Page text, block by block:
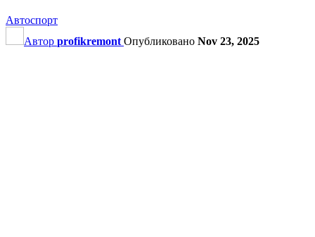
Автоспорт
Автор profikremont Опубликовано Nov 23, 2025